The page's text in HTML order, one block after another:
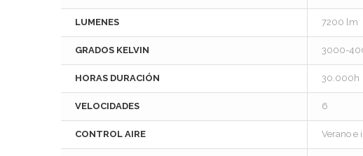
LUMENES 7200 lm
GRADOS KELVIN 3000-
HORAS DURACIÓN 30.000h
VELOCIDADES 6
CONTROL AIRE Verano e